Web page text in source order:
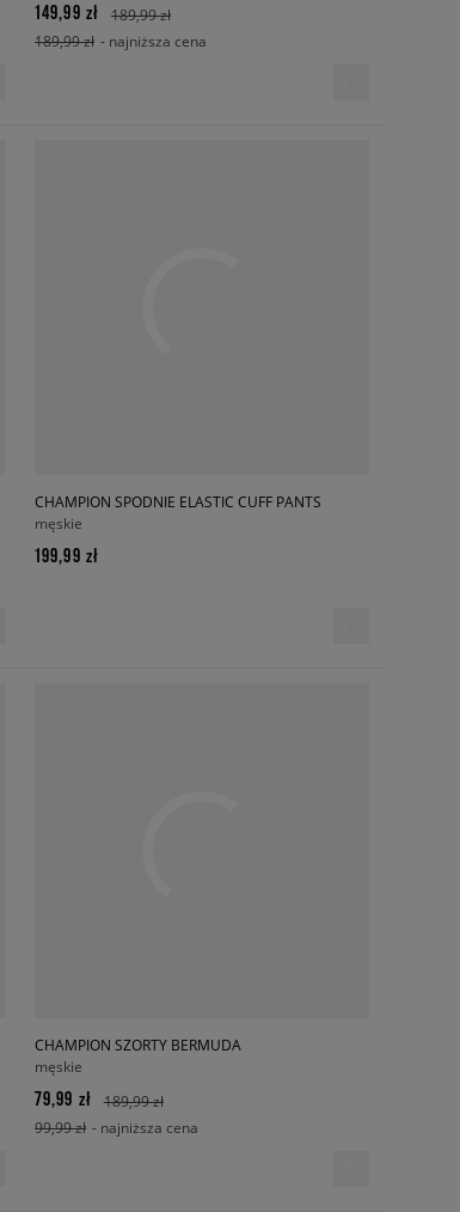
149,99 zł
189,99 zł
189,99 zł - najniższa cena
CHAMPION SPODNIE ELASTIC CUFF PANTS
męskie
199,99 zł
CHAMPION SZORTY BERMUDA
męskie
79,99 zł
189,99 zł
99,99 zł - najniższa cena